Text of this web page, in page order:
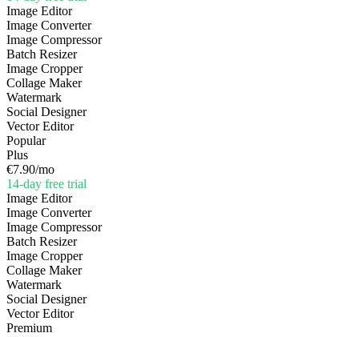
Image Editor
Image Converter
Image Compressor
Batch Resizer
Image Cropper
Collage Maker
Watermark
Social Designer
Vector Editor
Popular
Plus
€7.90/mo
14-day free trial
Image Editor
Image Converter
Image Compressor
Batch Resizer
Image Cropper
Collage Maker
Watermark
Social Designer
Vector Editor
Premium